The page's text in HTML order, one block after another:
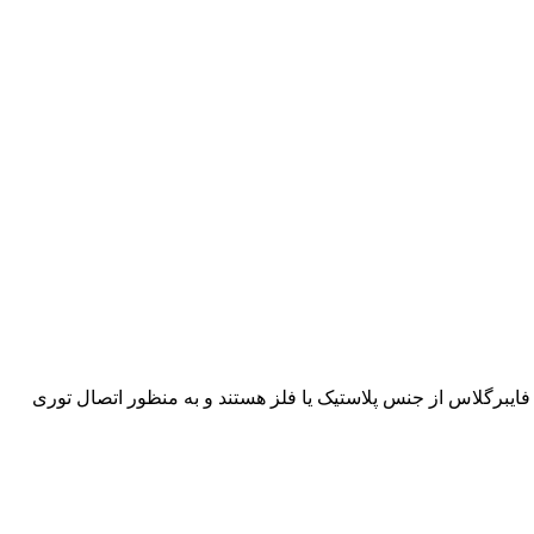
از جنس پلاستیک یا فلز هستند و به منظور اتصال توری